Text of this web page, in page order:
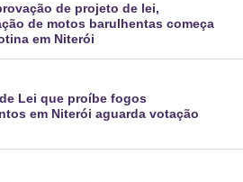
de projeto de lei,
de motos barulhentas começa
em Niterói
Lei que proíbe fogos
em Niterói aguarda votação